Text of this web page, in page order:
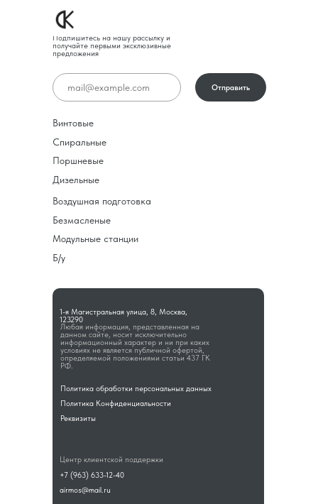
Любая информация, представленная на
данном сайте, носит исключительно
информационный характер и ни при каких
условиях не является публичной офертой,
определяемой положениями статьи 437 ГК
РФ.
1-я Магистральная улица, 8, Москва,
123290
Подпишитесь на нашу рассылку и
получайте первыми эксклюзивные
предложения
Винтовые
Спиральные
Поршневые
Дизельные
Воздушная подготовка
Безмасленые
Модульные станции
Б/у
Политика обработки персональных данных
Политика Конфиденциальности
Реквизиты
Центр клиентской поддержки
+7 (963) 633-12-40
airmos@mail.ru
Отправить